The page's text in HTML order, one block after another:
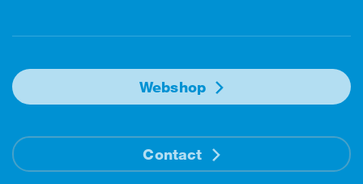
Webshop
Contact